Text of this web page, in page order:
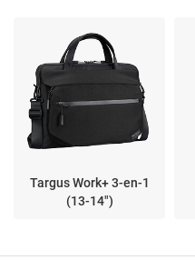
Targus Work+ 3-en-1
(13-14")